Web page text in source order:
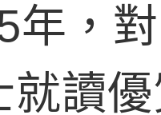
年，
就讀